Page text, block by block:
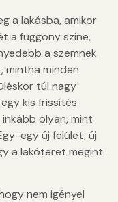
a lakásba, amikor
a függöny színe,
a szemnek.
mintha minden
túl nagy
kis frissítés
olyan, mint
egy új felület, új
a lakóteret megint
nem igényel